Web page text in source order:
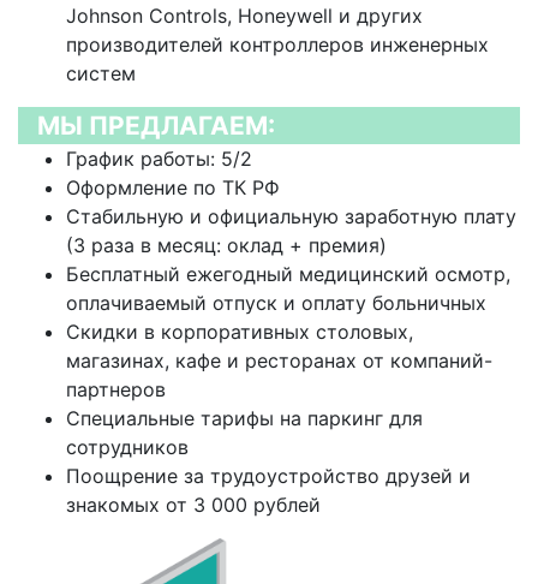
Johnson Controls, Honeywell и других
производителей контроллеров инженерных
систем
МЫ ПРЕДЛАГАЕМ:
График работы: 5/2
Оформление по ТК РФ
Стабильную и официальную заработную плату
(3 раза в месяц: оклад + премия)
Бесплатный ежегодный медицинский осмотр,
оплачиваемый отпуск и оплату больничных
Скидки в корпоративных столовых,
магазинах, кафе и ресторанах от компаний-
партнеров
Специальные тарифы на паркинг для
сотрудников
Поощрение за трудоустройство друзей и
знакомых от 3 000 рублей